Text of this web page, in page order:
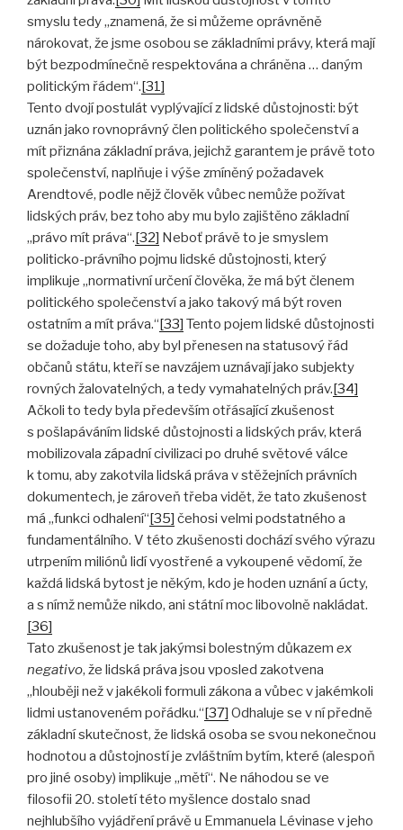
smyslu tedy „znamená, že si můžeme oprávněně
nárokovat, že jsme osobou se základními právy, která mají
být bezpodmínečně respektována a chráněna … daným
politickým řádem“.[31]
Tento dvojí postulát vyplývající z lidské důstojnosti: být
uznán jako rovnoprávný člen politického společenství a
mít přiznána základní práva, jejichž garantem je právě toto
společenství, naplňuje i výše zmíněný požadavek
Arendtové, podle nějž člověk vůbec nemůže požívat
lidských práv, bez toho aby mu bylo zajištěno základní
„právo mít práva“.[32] Neboť právě to je smyslem
politicko-právního pojmu lidské důstojnosti, který
implikuje „normativní určení člověka, že má být členem
politického společenství a jako takový má být roven
ostatním a mít práva.“[33] Tento pojem lidské důstojnosti
se dožaduje toho, aby byl přenesen na statusový řád
občanů státu, kteří se navzájem uznávají jako subjekty
rovných žalovatelných, a tedy vymahatelných práv.[34]
Ačkoli to tedy byla především otřásající zkušenost
s pošlapáváním lidské důstojnosti a lidských práv, která
mobilizovala západní civilizaci po druhé světové válce
k tomu, aby zakotvila lidská práva v stěžejních právních
dokumentech, je zároveň třeba vidět, že tato zkušenost
má „funkci odhalení“[35] čehosi velmi podstatného a
fundamentálního. V této zkušenosti dochází svého výrazu
utrpením miliónů lidí vyostřené a vykoupené vědomí, že
každá lidská bytost je někým, kdo je hoden uznání a úcty,
a s nímž nemůže nikdo, ani státní moc libovolně nakládat.
[36]
Tato zkušenost je tak jakýmsi bolestným důkazem ex
negativo, že lidská práva jsou vposled zakotvena
„hlouběji než v jakékoli formuli zákona a vůbec v jakémkoli
lidmi ustanoveném pořádku.“[37] Odhaluje se v ní předně
základní skutečnost, že lidská osoba se svou nekonečnou
hodnotou a důstojností je zvláštním bytím, které (alespoň
pro jiné osoby) implikuje „mětí“. Ne náhodou se ve
filosofii 20. století této myšlence dostalo snad
nejhlubšího vyjádření právě u Emmanuela Lévinase v jeho